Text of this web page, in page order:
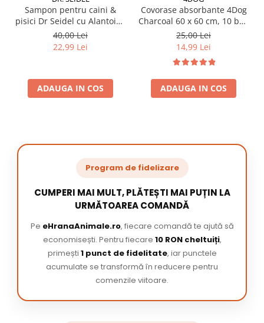
Sampon pentru caini &
pisici Dr Seidel cu Alantoina
220 ml
40,00 Lei
22,99 Lei
ADAUGA IN COS
Covorase absorbante 4Dog
Charcoal 60 x 60 cm, 10 buc
/ pachet
25,00 Lei
14,99 Lei
ADAUGA IN COS
Program de fidelizare
CUMPERI MAI MULT, PLĂTEȘTI MAI PUȚIN LA
URMĂTOAREA COMANDĂ
Pe eHranaAnimale.ro, fiecare comandă te ajută să
economisești. Pentru fiecare 10 RON cheltuiți,
primești 1 punct de fidelitate, iar punctele
acumulate se transformă în reducere pentru
comenzile viitoare.